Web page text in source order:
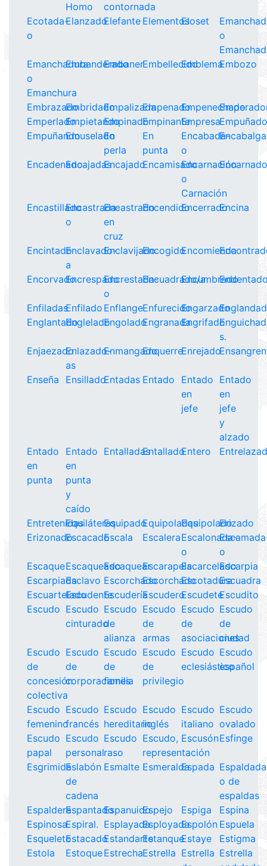
Homo
contornada
Ecotada-
o
ElanzadoElefante ElementosEloset
o
Emanchadura
o
Emanchura
Embanderado
EmbanerEmbellecidoEmblemaEmbozo
EmbrazadoEmbridadoEmpalizadaEmpenadoEmpenechado
EmperladoEmpietandoEmpinadoEmpinanteEmpresa
EmpuñandoEmuselado
En
perla
En
punta
Encabada-
o
EncadenadoEncajadasEncajadoEncamisadoEncarnación
o
Carnación
EncastilladoEncastrada-
o
Encastrado
en
cruz
EncendidoEncerradoEncina
EncintadoEnclavado-
a
EnclavijadoEncogidoEncomienda
EncorvadoEncrespadoEncrestada-
o
Encuadrado/aEncumbrado
EnfiladasEnfilado EnflangeEnfurecidoEngarzado
EnglantadoEngleladoEngoladoEngranadaEngrifado
s.
EnjaezadoEnlazado-
as
EnmangadoEnquerreEnrejado
Enseña EnsilladoEntadas Entado
Entado
en
jefe
Entado
en
jefe
y
alzado
Entado
en
punta
Entado
en
punta
y
caído
EntalladasEntalladoEntero
EntretenidasEquiláterasEquipadoEquipoladasEquipoladoErizado
ErizonadoEscacadoEscala EscaleraEscalonada-
o
o
EscaqueEscaqueadoEscaquearEscarapelaEscarceladoEscarpia
EscarpiadaEsclavo EscorchadoEscorchadoEscotaduraEscuadra
EscuarteladoEscudenteEscuderíaEscuderoEscudeteEscudito
Escudo Escudo
cinturado
Escudo
de
alianza
Escudo
de
armas
Escudo
de
asociaciones
Escudo
de
ciudad
Escudo
de
concesión
colectiva
Escudo
de
corporaciones
Escudo
de
familia
Escudo
de
privilegio
Escudo
eclesiástico
Escudo
español
Escudo
femenino
Escudo
francés
Escudo
hereditario
Escudo
inglés
Escudo
italiano
Escudo
ovalado
Escudo
papal
Escudo
personal
Escudo
raso
Escudo,
representación
EscusónEsfinge
EsgrimidaEslabón
de
cadena
Esmalte EsmeraldaEspada
o de
espaldas
EspalderaEspantadoEspanuidoEspejo Espiga
Espina
EspinosaEspiral. EsplayadaEsployadaEspolón Espuela
EsqueletoEstacadoEstandarteEstanqueEstaye
Estigma
Estola
EstoqueEstrechaEstrella Estrella Estrella